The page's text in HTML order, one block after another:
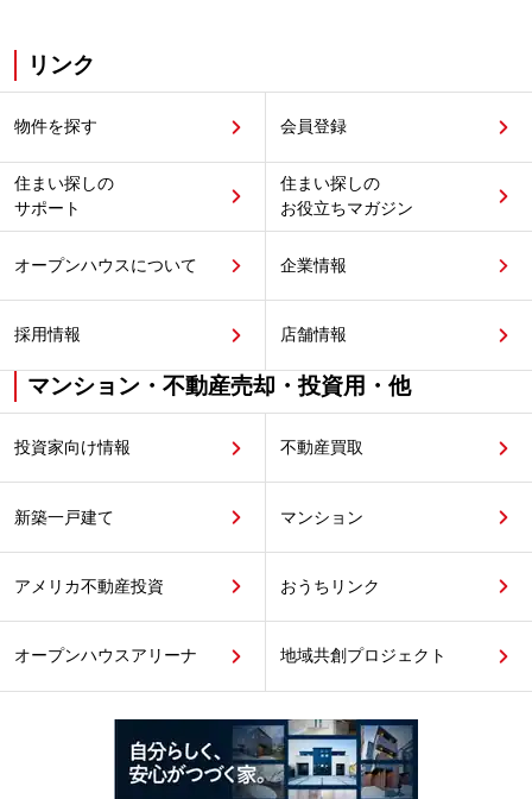
リンク
物件を探す 会員登録
住まい探しの
サポート
住まい探しの
お役立ちマガジン
オープンハウスについて 企業情報
採用情報 店舗情報
マンション・不動産売却・投資用・他
投資家向け情報 不動産買取
新築一戸建て マンション
アメリカ不動産投資 おうちリンク
オープンハウスアリーナ 地域共創プロジェクト